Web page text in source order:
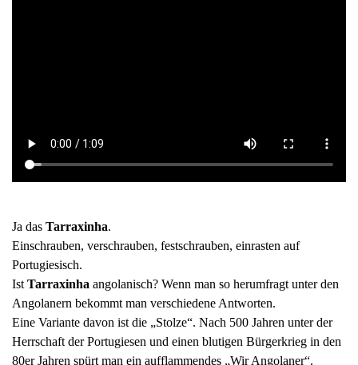
Ja das Tarraxinha.
Einschrauben, verschrauben, festschrauben, einrasten auf
Portugiesisch.
Ist Tarraxinha angolanisch? Wenn man so herumfragt unter den
Angolanern bekommt man verschiedene Antworten.
Eine Variante davon ist die „Stolze“. Nach 500 Jahren unter der
Herrschaft der Portugiesen und einen blutigen Bürgerkrieg in den
80er Jahren spürt man ein aufflammendes „Wir Angolaner“.